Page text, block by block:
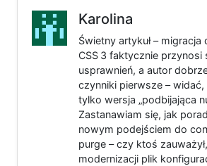
Karolina
Świetny artykuł – migracja
CSS 3 faktycznie przynosi
usprawnień, a autor
czynniki pierwsze – widać,
tylko wersja „podbijająca
Zastanawiam się, jak
nowym podejściem do
purge – czy ktoś
modernizacji plik